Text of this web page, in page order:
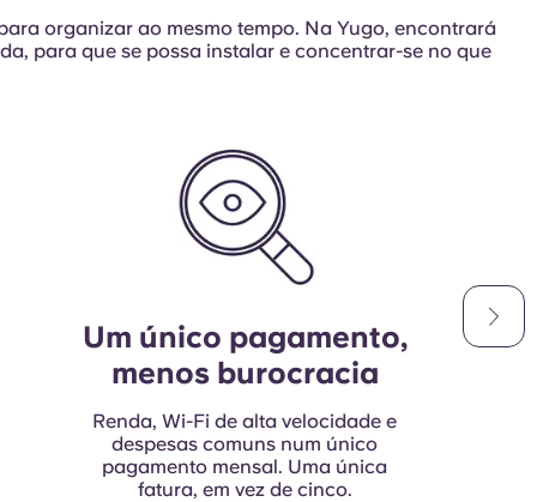
organizar ao mesmo tempo. Na Yugo, encontrará
para que se possa instalar e concentrar-se no que
Um único pagamento,
menos burocracia
Renda, Wi-Fi de alta velocidade e
despesas comuns num único
pagamento mensal. Uma única
fatura, em vez de cinco.